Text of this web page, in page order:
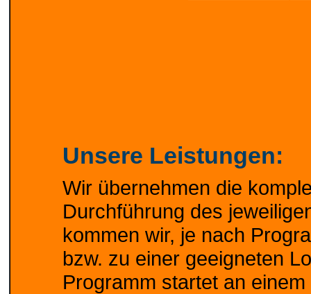
Unsere Leistungen:
Wir übernehmen die
Durchführung des
kommen wir, je nach
bzw. zu einer geeigneten
Programm startet an